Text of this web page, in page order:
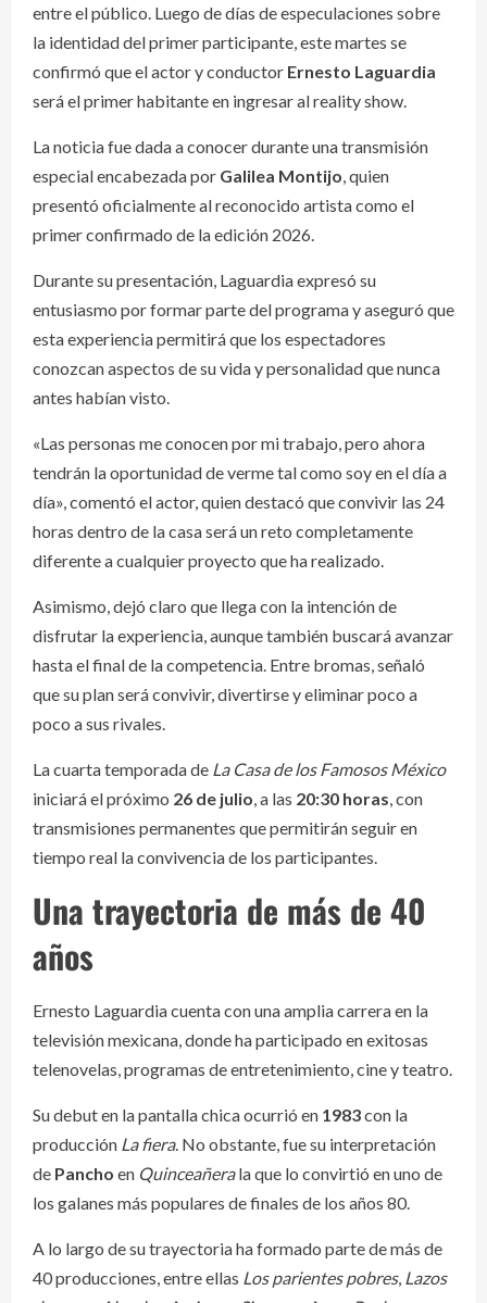
entre el público. Luego de días de especulaciones sobre
la identidad del primer participante, este martes se
confirmó que el actor y conductor Ernesto Laguardia
será el primer habitante en ingresar al reality show.
La noticia fue dada a conocer durante una transmisión
especial encabezada por Galilea Montijo, quien
presentó oficialmente al reconocido artista como el
primer confirmado de la edición 2026.
Durante su presentación, Laguardia expresó su
entusiasmo por formar parte del programa y aseguró que
esta experiencia permitirá que los espectadores
conozcan aspectos de su vida y personalidad que nunca
antes habían visto.
«Las personas me conocen por mi trabajo, pero ahora
tendrán la oportunidad de verme tal como soy en el día a
día», comentó el actor, quien destacó que convivir las 24
horas dentro de la casa será un reto completamente
diferente a cualquier proyecto que ha realizado.
Asimismo, dejó claro que llega con la intención de
disfrutar la experiencia, aunque también buscará avanzar
hasta el final de la competencia. Entre bromas, señaló
que su plan será convivir, divertirse y eliminar poco a
poco a sus rivales.
La cuarta temporada de La Casa de los Famosos México
iniciará el próximo 26 de julio, a las 20:30 horas, con
transmisiones permanentes que permitirán seguir en
tiempo real la convivencia de los participantes.
Una trayectoria de más de 40
años
Ernesto Laguardia cuenta con una amplia carrera en la
televisión mexicana, donde ha participado en exitosas
telenovelas, programas de entretenimiento, cine y teatro.
Su debut en la pantalla chica ocurrió en 1983con la
producción La fiera. No obstante, fue su interpretación
de Pancho en Quinceañerala que lo convirtió en uno de
los galanes más populares de finales de los años 80.
A lo largo de su trayectoria ha formado parte de más de
40 producciones, entre ellas Los parientes pobres, Lazos